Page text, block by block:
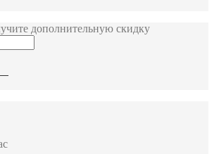
дополнительную скидку